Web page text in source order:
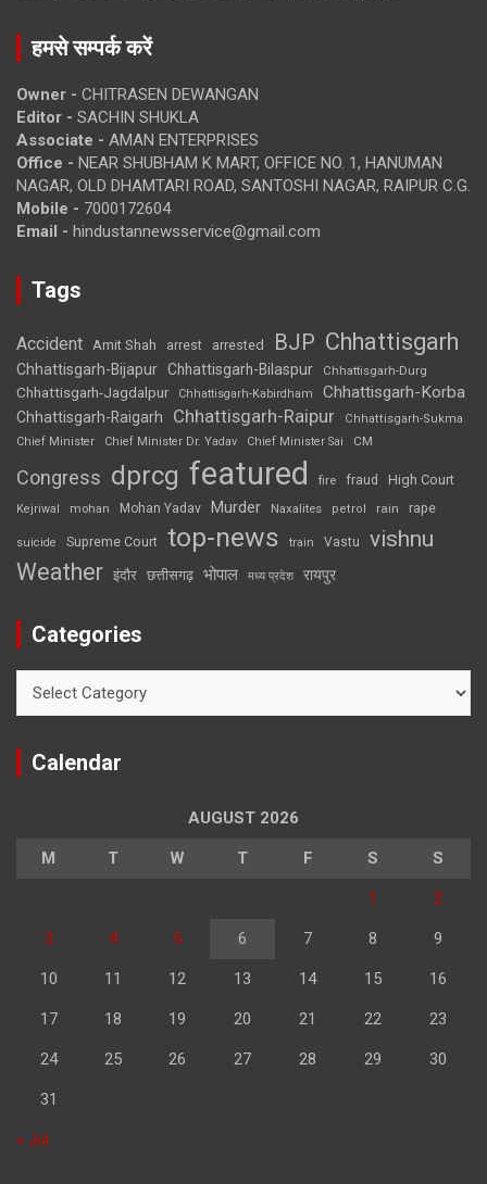
हमसे सम्पर्क करें
Owner - CHITRASEN DEWANGAN
Editor - SACHIN SHUKLA
Associate - AMAN ENTERPRISES
Office - NEAR SHUBHAM K MART, OFFICE NO. 1, HANUMAN
NAGAR, OLD DHAMTARI ROAD, SANTOSHI NAGAR, RAIPUR C.G.
Mobile - 7000172604
Email - hindustannewsservice@gmail.com
Tags
Accident Amit Shah arrest arrested BJP Chhattisgarh
Chhattisgarh-Bijapur Chhattisgarh-Bilaspur Chhattisgarh-Durg
Chhattisgarh-Jagdalpur Chhattisgarh-Kabirdham Chhattisgarh-Korba
Chhattisgarh-Raigarh Chhattisgarh-Raipur
Chhattisgarh-Sukma
Chief Minister
Chief Minister Dr. Yadav Chief Minister Sai CM
Congress dprcg featured fire fraud High Court
Kejriwal mohan Mohan Yadav Murder Naxalites petrol rain rape
suicide Supreme Court top-news train Vastu vishnu
Weather इंदौर छत्तीसगढ़ भोपाल मध्य प्रदेश रायपुर
Categories
Calendar
AUGUST 2026
M T W T F S S
1 2
3 4 5 6 7 8 9
10 11 12 13 14 15 16
17 18 19 20 21 22 23
24 25 26 27 28 29 30
31
« Jul